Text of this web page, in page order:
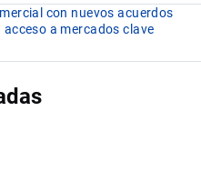
con nuevos acuerdos
a mercados clave